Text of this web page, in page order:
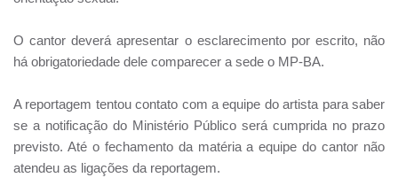
O cantor deverá apresentar o esclarecimento por escrito, não
há obrigatoriedade dele comparecer a sede o MP-BA.
A reportagem tentou contato com a equipe do artista para saber
se a notificação do Ministério Público será cumprida no prazo
previsto. Até o fechamento da matéria a equipe do cantor não
atendeu as ligações da reportagem.